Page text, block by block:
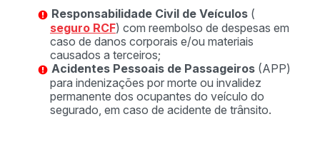
Responsabilidade Civil de Veículos (
seguro RCF) com reembolso de despesas em
caso de danos corporais e/ou materiais
causados a terceiros;
Acidentes Pessoais de Passageiros (APP)
para indenizações por morte ou invalidez
permanente dos ocupantes do veículo do
segurado, em caso de acidente de trânsito.